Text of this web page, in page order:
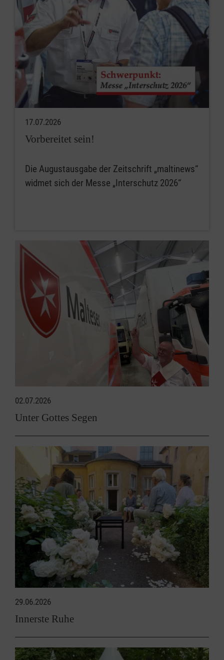
17.07.2026
Vorbereitet sein!
Die Augustausgabe der Zeitschrift „maltinews“
widmet sich der Messe „Interschutz 2026“
02.07.2026
Unter Gottes Segen
29.06.2026
Innerste Ruhe